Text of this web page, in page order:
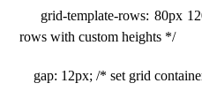
grid-template-rows: 80px
rows with custom heights */
gap: 12px; /* set grid